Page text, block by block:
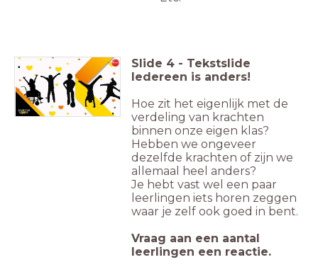
Slide 4 - Tekstslide
Iedereen is anders!
Hoe zit het eigenlijk met de
verdeling van krachten
binnen onze eigen klas?
Hebben we ongeveer
dezelfde krachten of zijn we
allemaal heel anders?
Je hebt vast wel een paar
leerlingen iets horen zeggen
waar je zelf ook goed in bent.
Vraag aan een aantal
leerlingen een reactie.